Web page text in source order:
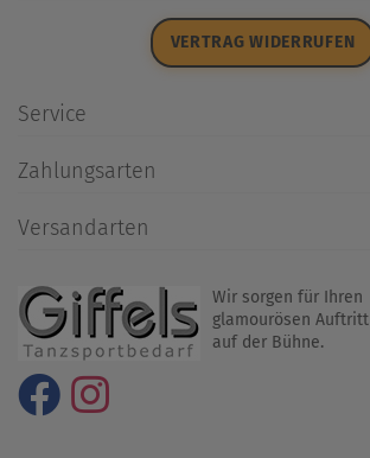
VERTRAG WIDERRUFEN
Service
Rückrufservice
Umtausch/Rücksendung
Zahlungsarten
Versandarten
Wir sorgen für Ihren
glamourösen Auftritt
auf der Bühne.